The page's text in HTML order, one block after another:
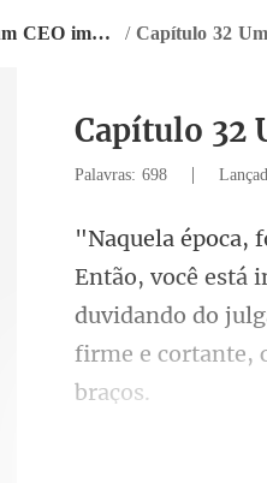
Meu romance com um CEO impassível / Capítulo 32
Capítulo 32
Palavras: 698 |
duvidando do